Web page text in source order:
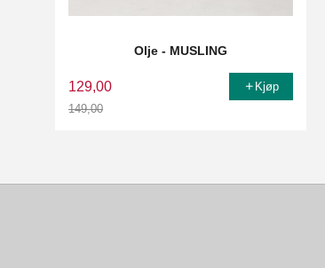
Olje - MUSLING
129,00
149,00
Kjøp